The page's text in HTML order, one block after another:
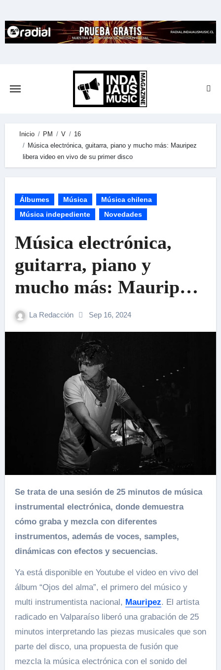
to
content
Inicio PM V
16
Música electrónica, guitarra, piano y mucho más: Mauripez
libera video en vivo de su primer disco
Álbumes Música
Música chilena
Música indepediente
Novedades
Música electrónica,
guitarra, piano y
mucho más: Mauripez
libera video en vivo de
su primer disco
La Redacción Sep 16, 2024
Se trata de una sesión de 25 minutos de música
instrumental electrónica, donde demuestra
cómo graba y mezcla con diferentes
instrumentos, además de voces, samples,
dinámicas con efectos y secuencias.
Ya está disponible en Youtube el video en vivo del
álbum “Ojos del alma”, el primero del músico y
multi instrumentista nacional, Mauripez. El artista
radicado en Valparaíso liberó una grabación de 25
minutos interpretando las piezas musicales que son
parte del disco, una propuesta de fusión que
mezcla la música electrónica con el sonido del